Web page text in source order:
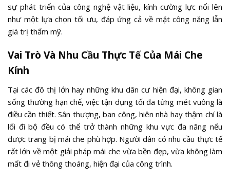
sự phát triển của công nghệ vật liệu, kính cường lực nổi lên
như một lựa chọn tối ưu, đáp ứng cả về mặt công năng lẫn
giá trị thẩm mỹ.
Vai Trò Và Nhu Cầu Thực Tế Của Mái Che
Kính
Tại các đô thị lớn hay những khu dân cư hiện đại, không gian
sống thường hạn chế, việc tận dụng tối đa từng mét vuông là
điều cần thiết. Sân thượng, ban công, hiên nhà hay thậm chí là
lối đi bộ đều có thể trở thành những khu vực đa năng nếu
được trang bị mái che phù hợp. Người dân có nhu cầu thực tế
rất lớn về một giải pháp mái che vừa bền đẹp, vừa không làm
mất đi vẻ thông thoáng, hiện đại của công trình.